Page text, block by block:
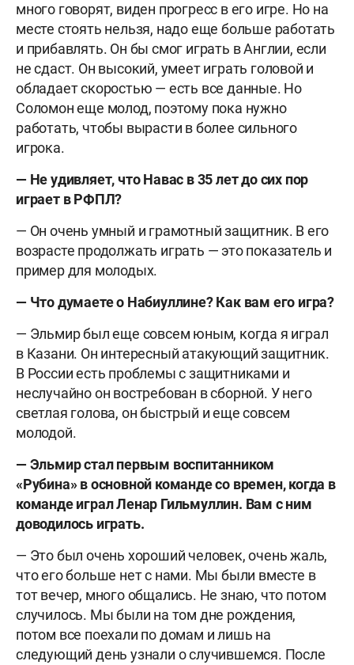
много говорят, виден прогресс в его игре. Но на
месте стоять нельзя, надо еще больше работать
и прибавлять. Он бы смог играть в Англии, если
не сдаст. Он высокий, умеет играть головой и
обладает скоростью — есть все данные. Но
Соломон еще молод, поэтому пока нужно
работать, чтобы вырасти в более сильного
игрока.
— Не удивляет, что Навас в 35 лет до сих пор
играет в РФПЛ?
— Он очень умный и грамотный защитник. В его
возрасте продолжать играть — это показатель и
пример для молодых.
— Что думаете о Набиуллине? Как вам его игра?
— Эльмир был еще совсем юным, когда я играл
в Казани. Он интересный атакующий защитник.
В России есть проблемы с защитниками и
неслучайно он востребован в сборной. У него
светлая голова, он быстрый и еще совсем
молодой.
— Эльмир стал первым воспитанником
«Рубина» в основной команде со времен, когда в
команде играл Ленар Гильмуллин. Вам с ним
доводилось играть.
— Это был очень хороший человек, очень жаль,
что его больше нет с нами. Мы были вместе в
тот вечер, много общались. Не знаю, что потом
случилось. Мы были на том дне рождения,
потом все поехали по домам и лишь на
следующий день узнали о случившемся. После